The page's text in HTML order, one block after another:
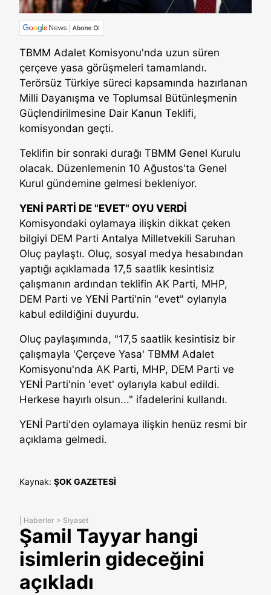
TBMM Adalet Komisyonu'nda uzun süren
çerçeve yasa görüşmeleri tamamlandı.
Terörsüz Türkiye süreci kapsamında hazırlanan
Milli Dayanışma ve Toplumsal Bütünleşmenin
Güçlendirilmesine Dair Kanun Teklifi,
komisyondan geçti.
Teklifin bir sonraki durağı TBMM Genel Kurulu
olacak. Düzenlemenin 10 Ağustos'ta Genel
Kurul gündemine gelmesi bekleniyor.
YENİ PARTİ DE "EVET" OYU VERDİ
Komisyondaki oylamaya ilişkin dikkat çeken
bilgiyi DEM Parti Antalya Milletvekili Saruhan
Oluç paylaştı. Oluç, sosyal medya hesabından
yaptığı açıklamada 17,5 saatlik kesintisiz
çalışmanın ardından teklifin AK Parti, MHP,
DEM Parti ve YENİ Parti'nin "evet" oylarıyla
kabul edildiğini duyurdu.
Oluç paylaşımında, "17,5 saatlik kesintisiz bir
çalışmayla 'Çerçeve Yasa' TBMM Adalet
Komisyonu'nda AK Parti, MHP, DEM Parti ve
YENİ Parti'nin 'evet' oylarıyla kabul edildi.
Herkese hayırlı olsun..." ifadelerini kullandı.
YENİ Parti'den oylamaya ilişkin henüz resmi bir
açıklama gelmedi.
Kaynak: ŞOK GAZETESİ
Haberler > Siyaset
Şamil Tayyar hangi
isimlerin gideceğini
açıkladı